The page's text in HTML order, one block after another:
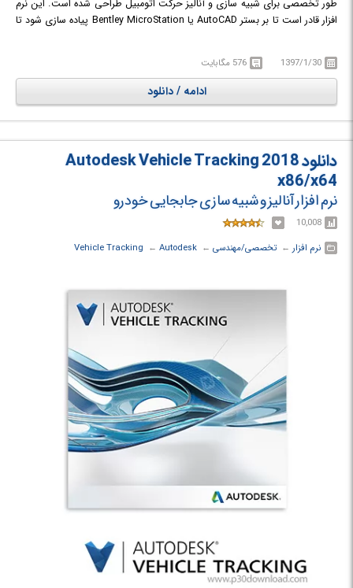
طور تخصصی برای شبیه سازی و آنالیز حرکت اتومبیل طراحی شده است. این نرم
افزار قادر است تا بر بستر AutoCAD یا Bentley MicroStation پیاده سازی شود تا
می‌توان حرکت خودروها رو در مسیرهای پر پیچ و خم و شرایط اضطراری پیش
بینی نمود و شرایط محیطی را متناسب با شرایط طراحی کرد. این نرم افزار
می‌تواند کمک به سزایی در طراحی جاده‌ها و مسیرهای عبور خودرو در یک پروژه
تجاری بزرگ کند؛ همچنین می‌توان شرایط بحرانی را تحلیل نمود و اقدامات
خاصی را برای لحظه‌های خاص برنامه ریزی کرد.
1397/1/30 576 مگابایت
ادامه / دانلود
دانلود Autodesk Vehicle Tracking 2018
x86/x64
نرم افزار آنالیز و شبیه سازی جابجایی خودرو
10,008
نرم افزار ← ‏تخصصی/مهندسی ← ‏
Autodesk
← ‏
Vehicle Tracking